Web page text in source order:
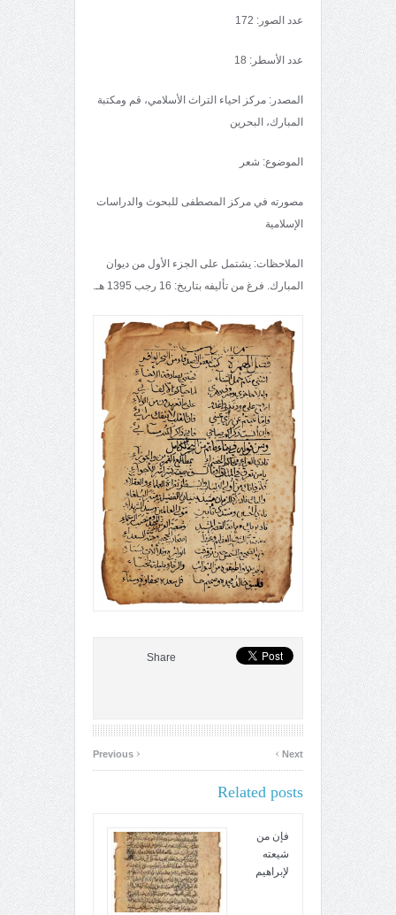
عدد الصور: 172
عدد الأسطر: 18
المصدر: مركز احياء التراث الأسلامي، قم ومكتبة
المبارك، البحرين
الموضوع: شعر
مصورته في مركز المصطفى للبحوث والدراسات
الإسلامية
الملاحظات: يشتمل على الجزء الأول من ديوان
المبارك. فرغ من تأليفه بتاريخ: 16 رجب 1395 هـ.
Share
‹ Next
›
Related posts
فإن من
شيعته
لإبراهيم